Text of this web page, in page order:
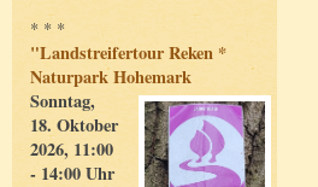
* * *
"Landstreifertour Reken *
Naturpark Hohemark
Sonntag,
18. Oktober
2026, 11:00
- 14:00 Uhr